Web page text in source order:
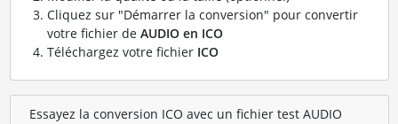
Cliquez sur "Démarrer la conversion" pour convertir
votre fichier de AUDIO en ICO
Téléchargez votre fichier ICO
Essayez la conversion ICO avec un fichier test AUDIO